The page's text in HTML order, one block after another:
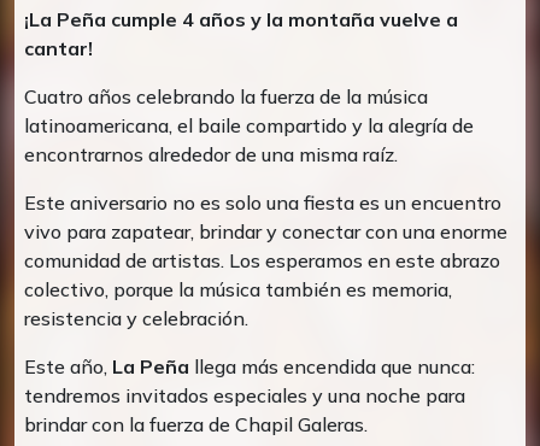
¡La Peña cumple 4 años y la montaña vuelve a
cantar!
Cuatro años celebrando la fuerza de la música
latinoamericana, el baile compartido y la alegría de
encontrarnos alrededor de una misma raíz.
Este aniversario no es solo una fiesta es un encuentro
vivo para zapatear, brindar y conectar con una enorme
comunidad de artistas. Los esperamos en este abrazo
colectivo, porque la música también es memoria,
resistencia y celebración.
Este año, La Peña llega más encendida que nunca:
tendremos invitados especiales y una noche para
brindar con la fuerza de Chapil Galeras.